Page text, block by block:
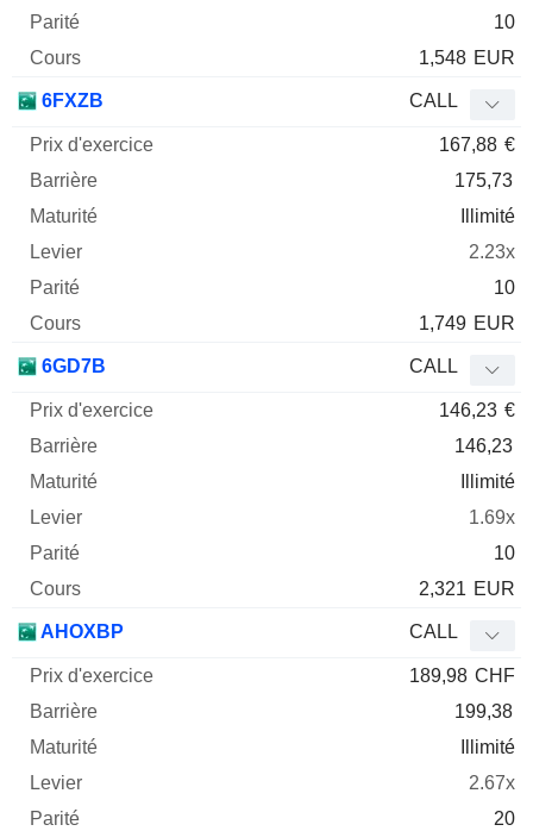
10
1,548 EUR
6FXZB CALL
167,88 €
175,73
Illimité
2.23x
10
1,749 EUR
6GD7B CALL
146,23 €
146,23
Illimité
1.69x
10
2,321 EUR
AHOXBP CALL
189,98 CHF
199,38
Illimité
2.67x
20